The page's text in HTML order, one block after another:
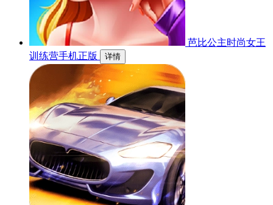
芭比公主时尚女王
训练营手机正版
详情